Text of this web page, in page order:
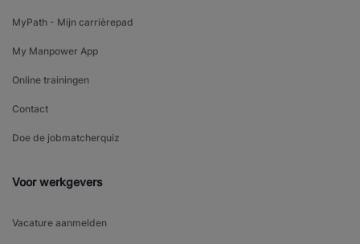
MyPath - Mijn carrièrepad
My Manpower App
Online trainingen
Contact
Doe de jobmatcherquiz
Voor werkgevers
Vacature aanmelden